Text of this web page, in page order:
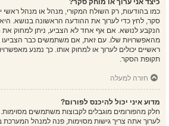
כיצד אני ערוך או מוחק סקר?
כמו בהודעות, רק השולח המקורי, מנהל או מנהל ראשי
סקר, לחץ כדי לערוך את ההודעה הראשונה בנושא.
הנקבע לנושא. אם אף אחד לא הצביע, ניתן למחוק
מהאפשרויות שלו. עם זאת, אם משתמשים כבר הצביעו
ראשיים יכולים לערוך או למחוק אותו. כך נמנע
תקופת הסקר.
חזרה למעלה
מדוע איני יכול להיכנס לפורום?
חלק מהפורומים מוגבלים לקבוצות משתמשים
לערוך אתה צריך גישות מסוימות, פנה למנהל המערכת